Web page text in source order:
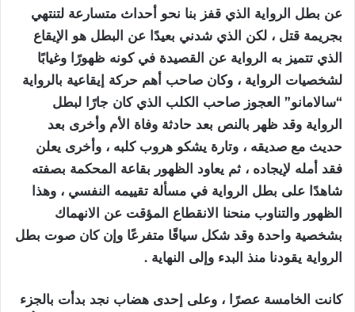
عن بطل الرواية الذي قفز بنا نحو أحداث متسارعة لتنتهي
بجريمة قتل ، لكن الذي شدني بعيدًا عن البطل هو الإيقاع
الذي تتميز به الرواية عن القصيدة في كونه ظهورًا وغيابًا
لشخصيات الرواية ، وكان صاحب أهم حركة إيقاعية بالرواية
“سالامانو” العجوز صاحب الكلب الذي كان جارًا لبطل
الرواية وقد ظهر بالنص بعد حادثة وفاة الأم وأخرى بعد
حديث مع صديقه ، وتارة يشكو هروب كلبه ، وأخرى يعلن
فقد أمله لإيجاده ، ثم يعاود الظهور بقاعة المحكمة بصفته
شاهدًا على بطل الرواية في مسألة تقييمه النفسي ، وهذا
الظهور والتناوب منحنا الانقطاع المؤقت عن الانهماك
بشخصية واحدة وقد شكل سياقًا متفرعًا وإن كان صوت بطل
الرواية يقودنا منذ البدء وإلى النهاية .
كانت الخامسة عصرًا ، وعلى إحدى هضاب نجد بدأت بالجزء